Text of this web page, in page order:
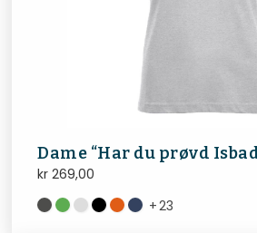
kr 269,00
+23